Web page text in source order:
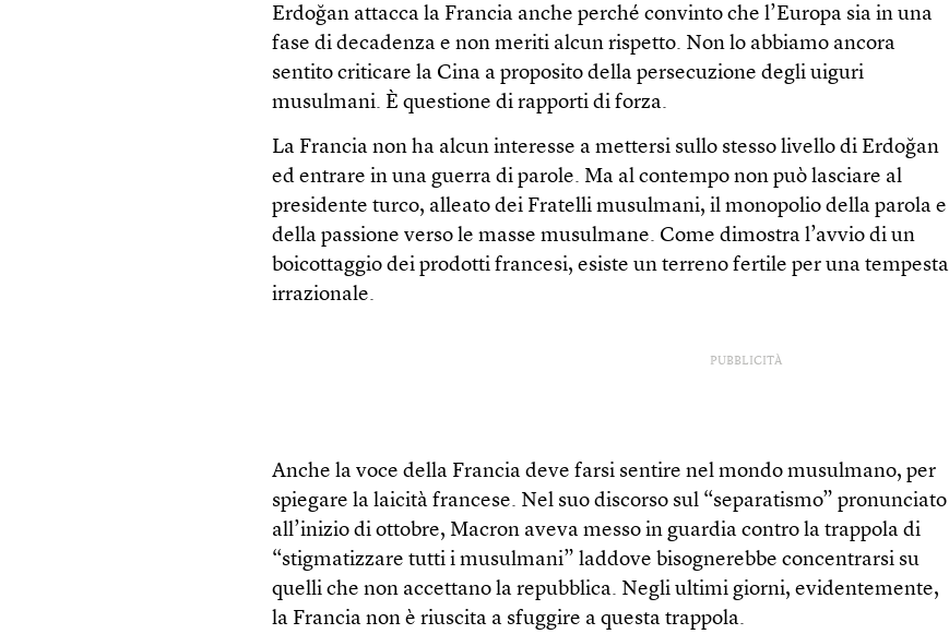
Erdoğan attacca la Francia anche perché convinto che l’Europa sia in una
fase di decadenza e non meriti alcun rispetto. Non lo abbiamo ancora
sentito criticare la Cina a proposito della persecuzione degli uiguri
musulmani. È questione di rapporti di forza.
La Francia non ha alcun interesse a mettersi sullo stesso livello di Erdoğan
ed entrare in una guerra di parole. Ma al contempo non può lasciare al
presidente turco, alleato dei Fratelli musulmani, il monopolio della parola e
della passione verso le masse musulmane. Come dimostra l’avvio di un
boicottaggio dei prodotti francesi, esiste un terreno fertile per una tempesta
irrazionale.
PUBBLICITÀ
Anche la voce della Francia deve farsi sentire nel mondo musulmano, per
spiegare la laicità francese. Nel suo discorso sul “separatismo” pronunciato
all’inizio di ottobre, Macron aveva messo in guardia contro la trappola di
“stigmatizzare tutti i musulmani” laddove bisognerebbe concentrarsi su
quelli che non accettano la repubblica. Negli ultimi giorni, evidentemente,
la Francia non è riuscita a sfuggire a questa trappola.